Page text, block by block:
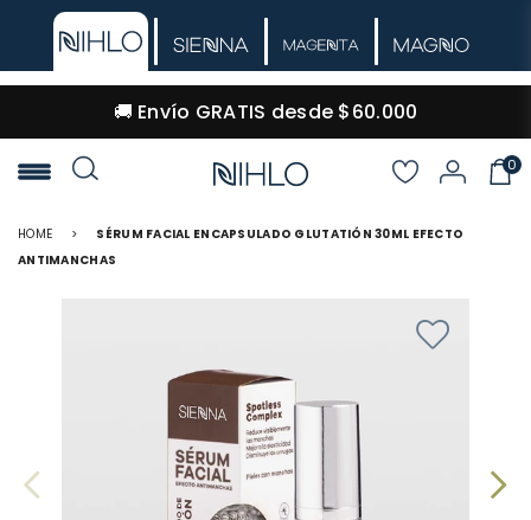
🚚 Envío GRATIS desde $60.000
NIHLO
0
HOME >
SÉRUM FACIAL ENCAPSULADO GLUTATIÓN 30ML EFECTO
ANTIMANCHAS